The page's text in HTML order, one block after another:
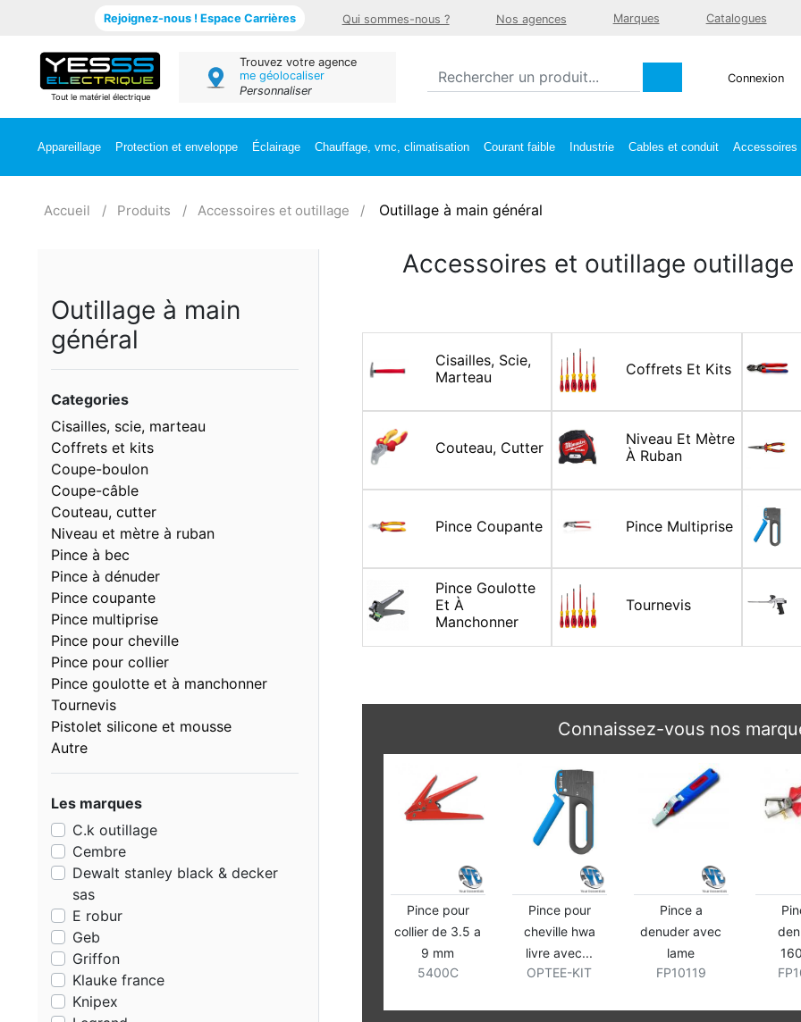
Rejoignez-nous ! Espace Carrières Qui sommes-nous ? Nos agences Marques Catalogues
Tout le matériel électrique
Trouvez votre agence
me géolocaliser
Personnaliser
Connexion
Appareillage Protection et enveloppe Éclairage Chauffage, vmc, climatisation Courant faible Industrie Cables et conduit Accessoires
Accueil Produits Accessoires et outillage Outillage à main général
Outillage à main
général
Categories
Cisailles, scie, marteau
Coffrets et kits
Coupe-boulon
Coupe-câble
Couteau, cutter
Niveau et mètre à ruban
Pince à bec
Pince à dénuder
Pince coupante
Pince multiprise
Pince pour cheville
Pince pour collier
Pince goulotte et à manchonner
Tournevis
Pistolet silicone et mousse
Autre
Les marques
C.k outillage
Cembre
Dewalt stanley black & decker
sas
E robur
Geb
Griffon
Klauke france
Knipex
Accessoires et outillage
Cisailles, Scie,
Marteau
Coffrets Et Kits
Couteau, Cutter
Niveau Et Mètre
À Ruban
Pince Coupante Pince Multiprise
Pince Goulotte
Et À
Manchonner
Tournevis
Connaissez-vous nos
Pince pour
cheville hwa
livre avec...
OPTEE-KIT
Pince a
denuder avec
lame
FP10119
Pince a
denuder
FP10117
Coupe cable
180mm
FP10113